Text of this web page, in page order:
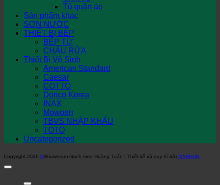
Tủ quần áo
Sản phẩm khác
SƠN NƯỚC
THIẾT BỊ BẾP
BẾP TỪ
CHẬU RỬA
Thiết Bị Vệ Sinh
American Standard
Caesar
COTTO
Dorico Korea
INAX
Mowoen
TBVS NHẬP KHẨU
TOTO
Uncategorized
Copyright 2026 ©Showroom Gạch men Hoàng Tuấn | Thiết kế và duy trì bởi MARHUB